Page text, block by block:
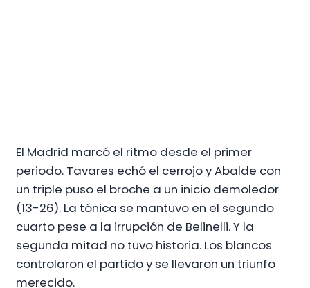
El Madrid marcó el ritmo desde el primer
periodo. Tavares echó el cerrojo y Abalde con
un triple puso el broche a un inicio demoledor
(13-26). La tónica se mantuvo en el segundo
cuarto pese a la irrupción de Belinelli. Y la
segunda mitad no tuvo historia. Los blancos
controlaron el partido y se llevaron un triunfo
merecido.